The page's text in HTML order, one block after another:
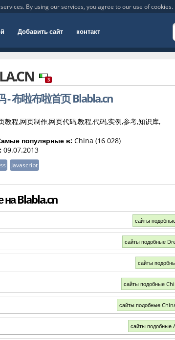
By using our services, you agree to our use of cookies.
Добавить сайт контакт
3
- 布啦布啦首页 Blabla.cn
教程,网页制作,网页代码,教程,代码,实例,参考,知识库,
популярные в: China (16 028)
09.07.2013
Javascript
на Blabla.cn
сайты
сайты подобные
сайты
сайты подобные
сайты подобные
сайты подобные